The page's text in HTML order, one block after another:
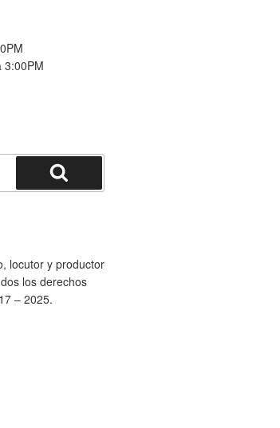
3:00PM
Buscar
locutor y productor
los derechos
– 2025.